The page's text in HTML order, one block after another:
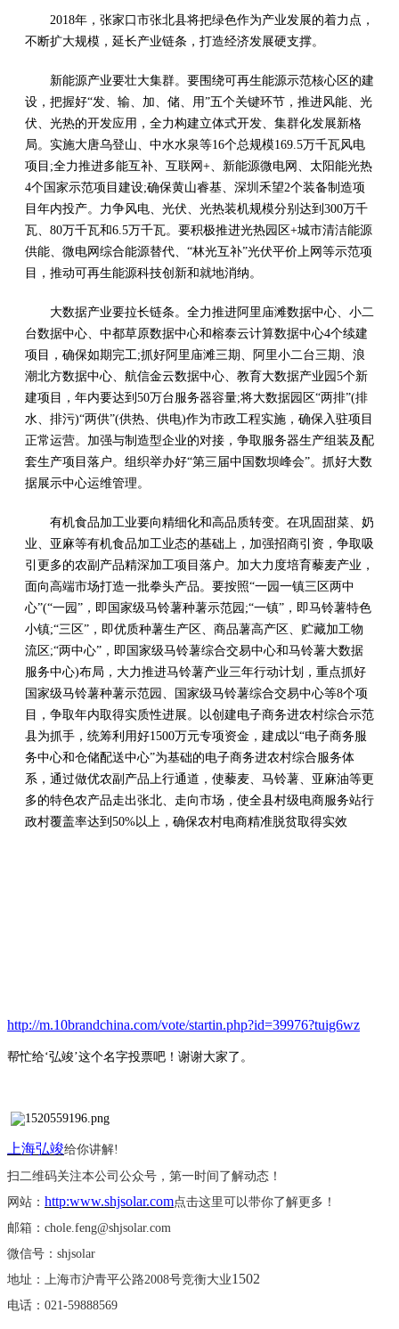
2018年，张家口市张北县将把绿色作为产业发展的着力点，
不断扩大规模，延长产业链条，打造经济发展硬支撑。
新能源产业要壮大集群。要围绕可再生能源示范核心区的建
设，把握好“发、输、加、储、用”五个关键环节，推进风能、光
伏、光热的开发应用，全力构建立体式开发、集群化发展新格
局。实施大唐乌登山、中水水泉等16个总规模169.5万千瓦风电
项目;全力推进多能互补、互联网+、新能源微电网、太阳能光热
4个国家示范项目建设;确保黄山睿基、深圳禾望2个装备制造项
目年内投产。力争风电、光伏、光热装机规模分别达到300万千
瓦、80万千瓦和6.5万千瓦。要积极推进光热园区+城市清洁能源
供能、微电网综合能源替代、“林光互补”光伏平价上网等示范项
目，推动可再生能源科技创新和就地消纳。
大数据产业要拉长链条。全力推进阿里庙滩数据中心、小二
台数据中心、中都草原数据中心和榕泰云计算数据中心4个续建
项目，确保如期完工;抓好阿里庙滩三期、阿里小二台三期、浪
潮北方数据中心、航信金云数据中心、教育大数据产业园5个新
建项目，年内要达到50万台服务器容量;将大数据园区“两排”(排
水、排污)“两供”(供热、供电)作为市政工程实施，确保入驻项目
正常运营。加强与制造型企业的对接，争取服务器生产组装及配
套生产项目落户。组织举办好“第三届中国数坝峰会”。抓好大数
据展示中心运维管理。
有机食品加工业要向精细化和高品质转变。在巩固甜菜、奶
业、亚麻等有机食品加工业态的基础上，加强招商引资，争取吸
引更多的农副产品精深加工项目落户。加大力度培育藜麦产业，
面向高端市场打造一批拳头产品。要按照“一园一镇三区两中
心”(“一园”，即国家级马铃薯种薯示范园;“一镇”，即马铃薯特色
小镇;“三区”，即优质种薯生产区、商品薯高产区、贮藏加工物
流区;“两中心”，即国家级马铃薯综合交易中心和马铃薯大数据
服务中心)布局，大力推进马铃薯产业三年行动计划，重点抓好
国家级马铃薯种薯示范园、国家级马铃薯综合交易中心等8个项
目，争取年内取得实质性进展。以创建电子商务进农村综合示范
县为抓手，统筹利用好1500万元专项资金，建成以“电子商务服
务中心和仓储配送中心”为基础的电子商务进农村综合服务体
系，通过做优农副产品上行通道，使藜麦、马铃薯、亚麻油等更
多的特色农产品走出张北、走向市场，使全县村级电商服务站行
政村覆盖率达到50%以上，确保农村电商精准脱贫取得实效
http://m.10brandchina.com/vote/startin.php?id=39976?tuig6wz
帮忙给‘弘竣’这个名字投票吧！谢谢大家了。
上海弘竣给你讲解!
扫二维码关注本公司公众号，第一时间了解动态！
网站： http:www.shjsolar.com点击这里可以带你了解更多！
邮箱： chole.feng@shjsolar.com
微信号： shjsolar
地址：上海市沪青平公路2008号竞衡大业1502
电话： 021-59888569